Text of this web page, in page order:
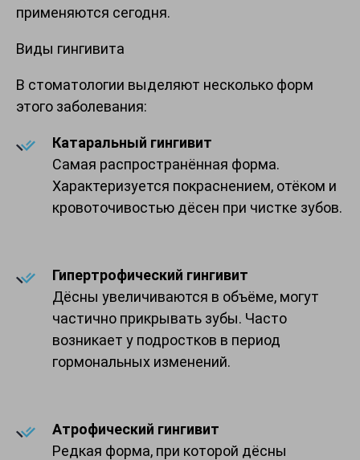
применяются сегодня.
Виды гингивита
В стоматологии выделяют несколько форм
этого заболевания:
Катаральный гингивит
Самая распространённая форма.
Характеризуется покраснением, отёком и
кровоточивостью дёсен при чистке зубов.
Гипертрофический гингивит
Дёсны увеличиваются в объёме, могут
частично прикрывать зубы. Часто
возникает у подростков в период
гормональных изменений.
Атрофический гингивит
Редкая форма, при которой дёсны